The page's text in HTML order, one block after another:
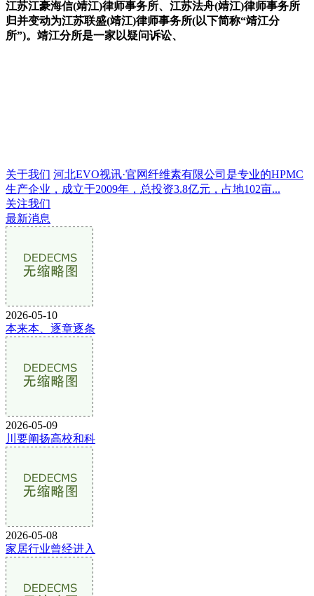
江苏江豪海信(靖江)律师事务所、江苏法舟(靖江)律师事务所
归并变动为江苏联盛(靖江)律师事务所(以下简称“靖江分
所”)。靖江分所是一家以疑问诉讼、
关于我们 河北EVO视讯·官网纤维素有限公司是专业的HPMC
生产企业，成立于2009年，总投资3.8亿元，占地102亩...
关注我们
最新消息
2026-05-10
本来本、逐章逐条
2026-05-09
川要阐扬高校和科
2026-05-08
家居行业曾经进入